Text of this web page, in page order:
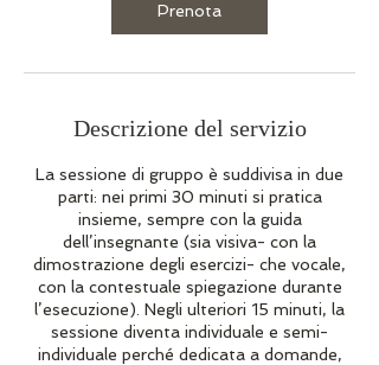
Prenota
Descrizione del servizio
La sessione di gruppo è suddivisa in due
parti: nei primi 30 minuti si pratica
insieme, sempre con la guida
dell’insegnante (sia visiva- con la
dimostrazione degli esercizi- che vocale,
con la contestuale spiegazione durante
l’esecuzione). Negli ulteriori 15 minuti, la
sessione diventa individuale e semi-
individuale perché dedicata a domande,